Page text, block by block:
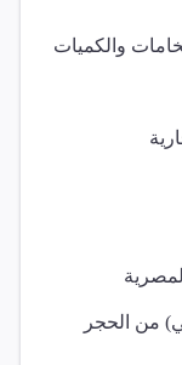
والكميات
من الحجر